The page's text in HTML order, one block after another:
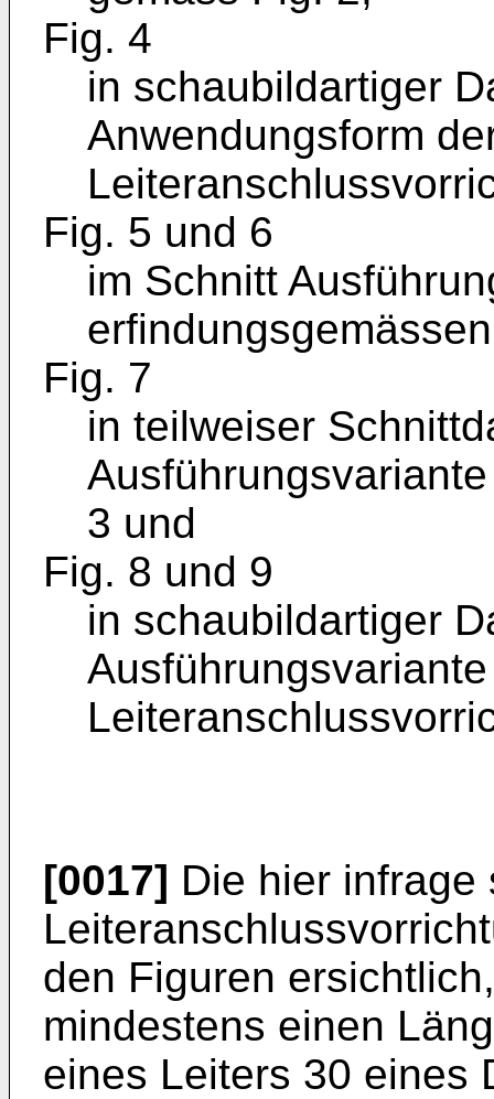
Fig. 4
in schaubildartiger
Anwendungsform
Fig. 5 und 6
im Schnitt
Fig. 7
in teilweiser
3 und
Fig. 8 und 9
in schaubildartiger
[0017] Die hier infrage
den Figuren
mindestens einen
eines Leiters 30 eines